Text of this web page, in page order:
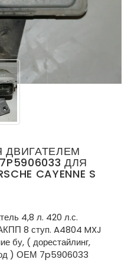
ДВИГАТЕЛЕМ
ДЛЯ
CAYENNE S
4,8 л. 420 л.с.
8 ступ. A4804 MXJ
бу, ( дорестайлинг,
) ОЕМ 7p5906033